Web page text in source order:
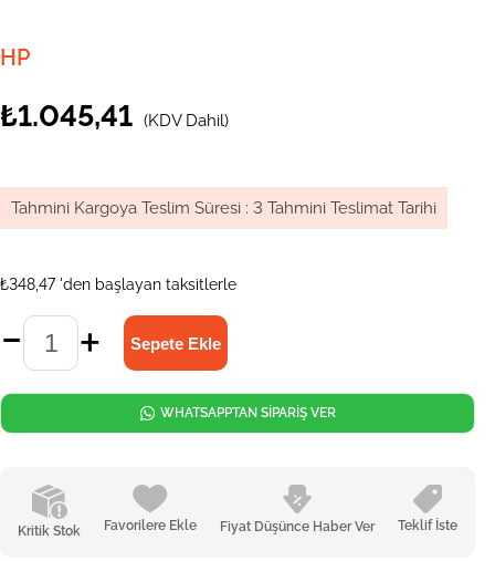
HP
₺1.045,41 (KDV Dahil)
Tahmini Kargoya Teslim Süresi : 3 Tahmini Teslimat Tarihi
₺348,47 'den başlayan taksitlerle
Kritik Stok Favorilere Ekle Fiyat Düşünce Haber Ver Teklif İste
WHATSAPPTAN SİPARİŞ VER